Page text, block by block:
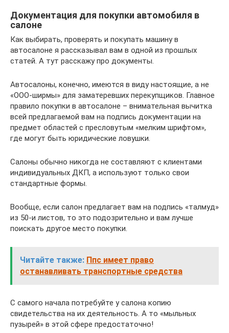
Документация для покупки автомобиля в
салоне
Как выбирать, проверять и покупать машину в
автосалоне я рассказывал вам в одной из прошлых
статей. А тут расскажу про документы.
Автосалоны, конечно, имеются в виду настоящие, а не
«ООО-ширмы» для заматеревших перекупщиков. Главное
правило покупки в автосалоне – внимательная вычитка
всей предлагаемой вам на подпись документации на
предмет областей с пресловутым «мелким шрифтом»,
где могут быть юридические ловушки.
Салоны обычно никогда не составляют с клиентами
индивидуальных ДКП, а используют только свои
стандартные формы.
Вообще, если салон предлагает вам на подпись «талмуд»
из 50-и листов, то это подозрительно и вам лучше
поискать другое место покупки.
Читайте также: Ппс имеет право
останавливать транспортные средства
С самого начала потребуйте у салона копию
свидетельства на их деятельность. А то «мыльных
пузырей» в этой сфере предостаточно!